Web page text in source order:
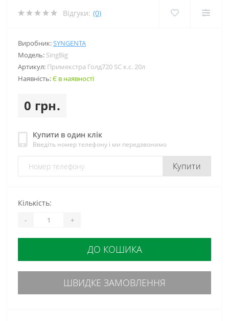
Відгуки: (0)
Виробник:SYNGENTA
Модель: SingBig
Артикул: Примекстра Голд720 SC к.с. 20л
Наявність:Є в наявності
0 грн.
Купити в один клік
Введіть номер телефону і ми передзвонимо
Купити
Кількість:
- +
ДО КОШИКА
ШВИДКЕ ЗАМОВЛЕННЯ